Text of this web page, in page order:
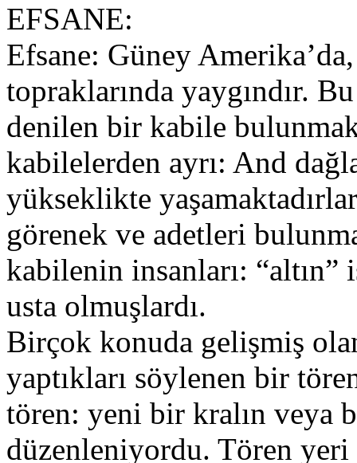
EFSANE:
Efsane: Güney
topraklarında yaygındır.
denilen bir kabile
kabilelerden ayrı: And
yükseklikte
görenek ve adetleri
kabilenin insanları:
usta olmuşlardı.
Birçok konuda gelişmiş
yaptıkları söylenen bir
tören: yeni bir kralın veya
düzenleniyordu. Tören